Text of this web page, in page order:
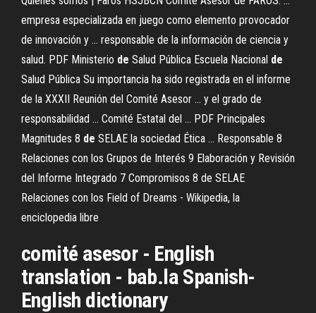
empresa especializada en juego como elemento provocador
de innovación y ... responsable de la información de ciencia y
salud. PDF Ministerio de Salud Pública Escuela Nacional de
Salud Pública Su importancia ha sido registrada en el informe
de la XXXII Reunión del Comité Asesor ... y el grado de
responsabilidad ... Comité Estatal del ... PDF Principales
Magnitudes 8 de SELAE la sociedad Ética ... Responsable 8
Relaciones con los Grupos de Interés 9 Elaboración y Revisión
del Informe Integrado 7 Compromisos 8 de SELAE
Relaciones con los Field of Dreams - Wikipedia, la
enciclopedia libre
comité asesor- English
translation - bab.la Spanish-
English dictionary